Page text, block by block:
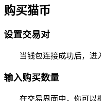
购买猫币
设置交易对
当钱包连接成功后，进
输入购买数量
在交易界面中，你可以